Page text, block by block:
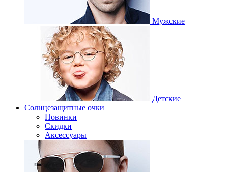
Мужские
Детские
Солнцезащитные очки
Новинки
Скидки
Аксессуары